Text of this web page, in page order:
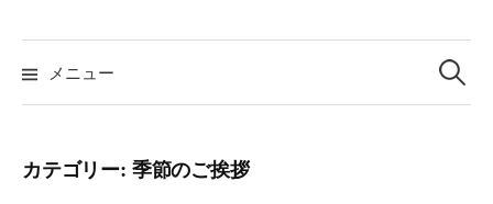
メニュー
検
索:
カテゴリー: 季節のご挨拶